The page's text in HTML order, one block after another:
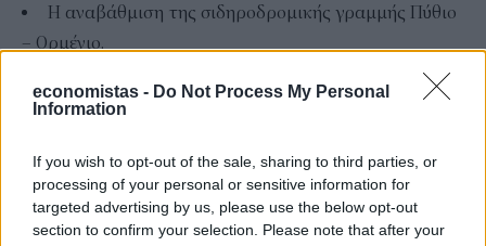
economistas - Do Not Process My Personal
Information
If you wish to opt-out of the sale, sharing to third parties, or
processing of your personal or sensitive information for
targeted advertising by us, please use the below opt-out
section to confirm your selection. Please note that after your
⁠Η αναβάθμιση της σιδηροδρομικής γραμμής Πύθιο
– Ορμένιο.
Με αυτόν τον τρόπο θα προαχθούν οι πολυτροπικές
μετακινήσεις στο πλαίσιο του Διευρωπαϊκού Δικτύου
Ευρωπαϊκούς Διαδρόμους Μεταφορών:
Τον Διάδρομο «Βαλτική Θάλασσα – Μαύρη
Θάλασσα – Αιγαίο Πέλαγος».